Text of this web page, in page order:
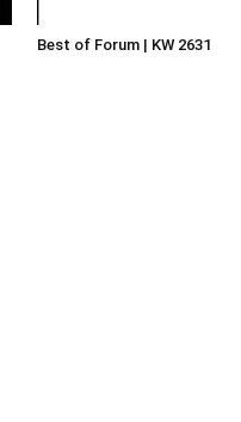
Best of Forum | KW 2631